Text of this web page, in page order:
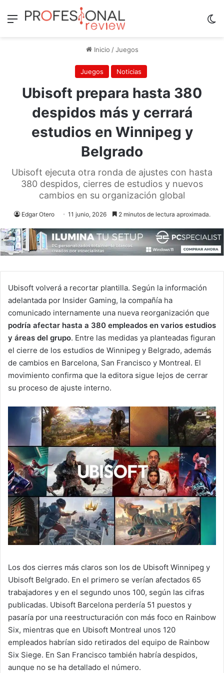
Menú
Inicio / Juegos
Juegos Noticias
Ubisoft prepara hasta 380
despidos más y cerrará
estudios en Winnipeg y
Belgrado
Ubisoft ejecuta otra ronda de ajustes con hasta
380 despidos, cierres de estudios y nuevos
cambios en su organización global
Edgar Otero 11 junio, 2026 2 minutos de lectura aproximada.
Ubisoft volverá a recortar plantilla. Según la información
adelantada por Insider Gaming, la compañía ha
comunicado internamente una nueva reorganización que
podría afectar hasta a 380 empleados en varios estudios
y áreas del grupo. Entre las medidas ya planteadas figuran
el cierre de los estudios de Winnipeg y Belgrado, además
de cambios en Barcelona, San Francisco y Montreal. El
movimiento confirma que la editora sigue lejos de cerrar
su proceso de ajuste interno.
Los dos cierres más claros son los de Ubisoft Winnipeg y
Ubisoft Belgrado. En el primero se verían afectados 65
trabajadores y en el segundo unos 100, según las cifras
publicadas. Ubisoft Barcelona perdería 51 puestos y
pasaría por una reestructuración con más foco en Rainbow
Six, mientras que en Ubisoft Montreal unos 120
empleados habrían sido retirados del equipo de Rainbow
Six Siege. En San Francisco también habría despidos,
aunque no se ha detallado el número.